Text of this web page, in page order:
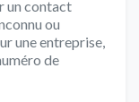
un contact
ou
une entreprise,
de